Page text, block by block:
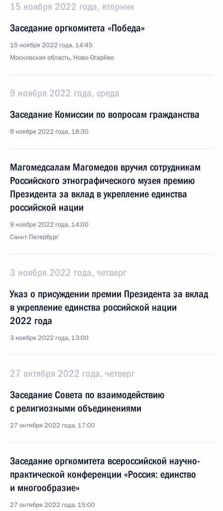
15 ноября 2022 года, вторник
Заседание оргкомитета «Победа»
15 ноября 2022 года, 14:45
Московская область, Ново-Огарёво
9 ноября 2022 года, среда
Заседание Комиссии по вопросам гражданства
9 ноября 2022 года, 18:30
Магомедсалам Магомедов вручил сотрудникам
Российского этнографического музея премию
Президента за вклад в укрепление единства
российской нации
9 ноября 2022 года, 14:00
Санкт-Петербург
3 ноября 2022 года, четверг
Указ о присуждении премии Президента за вклад
в укрепление единства российской нации
2022 года
3 ноября 2022 года, 13:00
27 октября 2022 года, четверг
Заседание Совета по взаимодействию
с религиозными объединениями
27 октября 2022 года, 17:00
Заседание оргкомитета всероссийской научно-
практической конференции «Россия: единство
и многообразие»
27 октября 2022 года, 15:00